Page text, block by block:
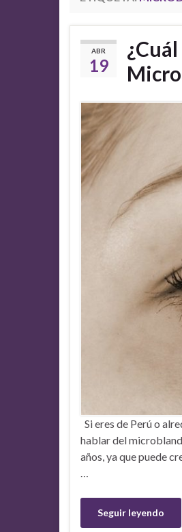
ABR
19
Si eres de Perú o
hablar del
años, ya que puede
…
Seguir leyendo